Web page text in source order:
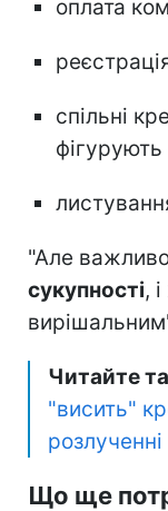
оплата
спільні
"Але
сукупності,
Читайте
"висить"
Що ще